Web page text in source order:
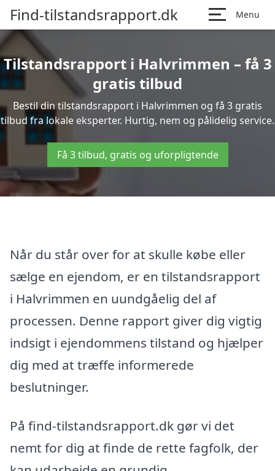
Find-tilstandsrapport.dk Menu
Tilstandsrapport i Halvrimmen – få 3
gratis tilbud
Bestil din tilstandsrapport i Halvrimmen og få 3 gratis
tilbud fra lokale eksperter. Hurtig, nem og pålidelig service.
Få 3 tilbud, gratis og uforpligtende
Når du står over for at skulle købe eller
sælge en ejendom, er en tilstandsrapport
i Halvrimmen en uundgåelig del af
processen. Denne rapport giver dig vigtig
indsigt i ejendommens tilstand og hjælper
dig med at træffe informerede
beslutninger.
På find-tilstandsrapport.dk gør vi det
nemt for dig at finde de rette fagfolk, der